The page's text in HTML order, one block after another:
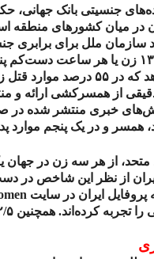
جنسیتی بانک جهانی،
در میان کشورهای
سازمان ملل برای
زن یا هر ساعت دست‌کم
که در ۵۵ درصد موارد قتل
از همسرکشی ارائه و
خبری منتشر شده در
همسر و در یک پنجم موارد
متحد، از هر سه زن در
از نظر این شاخص در
ایران در سایت
تجربه کرده‌اند. همچنین